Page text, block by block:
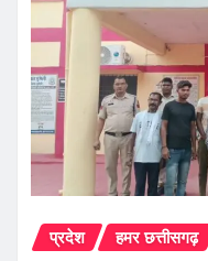
प्रदेश हमर छत्तीसगढ़